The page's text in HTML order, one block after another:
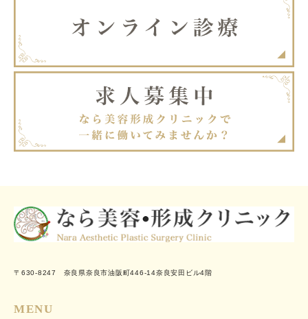
〒630-8247 奈良県奈良市油阪町446-14奈良安田ビル4階
MENU